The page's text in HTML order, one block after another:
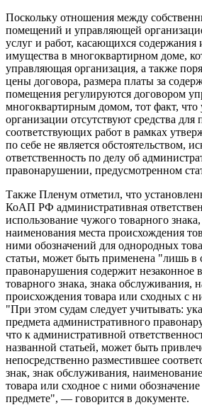
Поскольку отношения между
помещений и управляющей
услуг и работ, касающихся содержания
имущества в многоквартирном доме,
управляющая организация, а также
цены договора, размера платы за
помещения регулируются договором
многоквартирным домом, тот факт,
организации отсутствуют средства для
соответствующих работ в рамках
по себе не является обстоятельством,
ответственность по делу об
правонарушении, предусмотренном
Также Пленум отметил, что
КоАП РФ административная
использование чужого товарного
наименования места происхождения
ними обозначений для однородных
статьи, может быть применена "лишь в
правонарушения содержит незаконное
товарного знака, знака обслуживания,
происхождения товара или сходных с
"При этом судам следует учитывать:
предмета административного
что к административной
названной статьей, может быть
непосредственно разместившее
знак, знак обслуживания,
товара или сходное с ними
предмете", — говорится в документе.